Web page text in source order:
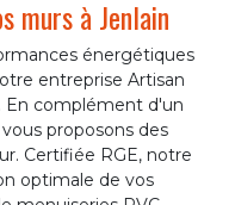
murs à Jenlain
énergétiques
entreprise Artisan
En complément d'un
proposons des
Certifiée RGE, notre
optimale de vos